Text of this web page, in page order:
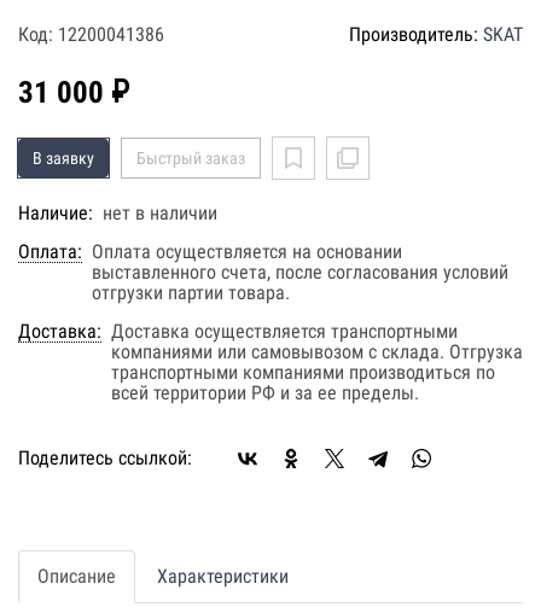
Код: 12200041386 Производитель: SKAT
31 000 ₽
В заявку Быстрый заказ
Наличие: нет в наличии
Оплата: Оплата осуществляется на основании
выставленного счета, после согласования условий
отгрузки партии товара.
Доставка: Доставка осуществляется транспортными
компаниями или самовывозом с склада. Отгрузка
транспортными компаниями производиться по
всей территории РФ и за ее пределы.
Поделитесь ссылкой:
Описание Характеристики